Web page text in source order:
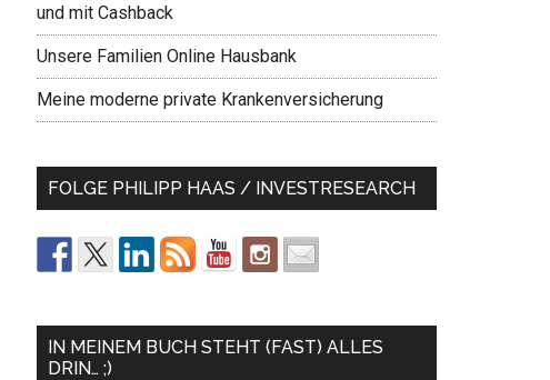
und mit Cashback
Unsere Familien Online Hausbank
Meine moderne private Krankenversicherung
FOLGE PHILIPP HAAS / INVESTRESEARCH
IN MEINEM BUCH STEHT (FAST) ALLES
DRIN… ;)